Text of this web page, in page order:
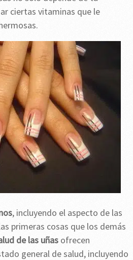
ciertas vitaminas que le
, incluyendo el aspecto de las
primeras cosas que los demás
de las uñas ofrecen
general de salud, incluyendo